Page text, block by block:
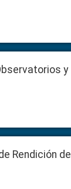
y
Rendición de